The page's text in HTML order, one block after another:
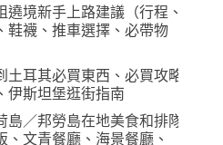
遶境新手上路建議（行程、
鞋襪、推車選擇、必帶物
土耳其必買東西、必買攻略
伊斯坦堡逛街指南
島／邦勞島在地美食和排隊
、文青餐廳、海景餐廳、